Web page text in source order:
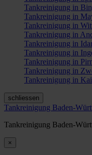
Tankreinigung in
Tankreinigung in
Tankreinigung in
Tankreinigung in
Tankreinigung in
Tankreinigung in
Tankreinigung in
Tankreinigung in
Tankreinigung in
schliessen
Tankreinigung Baden-
Tankreinigung Baden-
×